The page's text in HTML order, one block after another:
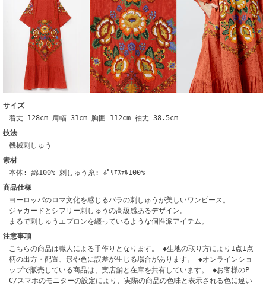
サイズ
着丈 128cm 肩幅 31cm 胸囲 112cm 袖丈 38.5cm
技法
機械刺しゅう
素材
本体: 綿100% 刺しゅう糸: ﾎﾟﾘｴｽﾃﾙ100%
商品仕様
ヨーロッパのロマ文化を感じるバラの刺しゅうが美しいワンピース。
ジャカードとシフリー刺しゅうの高級感あるデザイン。
まるで刺しゅうエプロンを纏っているような個性派アイテム。
注意事項
こちらの商品は職人による手作りとなります。 ◆生地の取り方により1点1点
柄の出方・配置、形や色に誤差が生じる場合があります。 ◆オンラインショ
ップで販売している商品は、実店舗と在庫を共有しています。 ◆お客様のP
C/スマホのモニターの設定により、実際の商品の色味と表示される色に違い